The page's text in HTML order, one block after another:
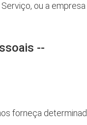
ou a
--
forneça